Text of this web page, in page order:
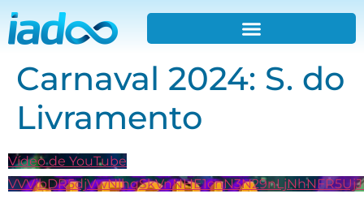
Carnaval 2024: S. do
Livramento
Vídeo de YouTube